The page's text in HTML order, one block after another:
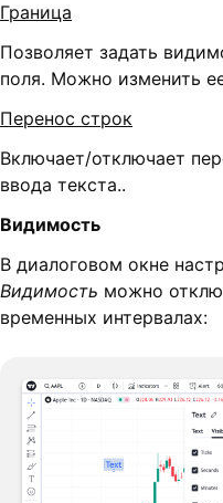
Граница
Позволяет задать
поля. Можно изменить
Перенос строк
Включает/отключает
ввода текста..
Видимость
В диалоговом окне
Видимость можно
временных интервалах: